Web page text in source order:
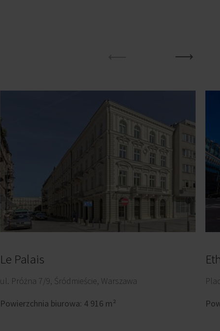
Le Palais
ul. Próżna 7/9, Śródmieście, Warszawa
Powierzchnia biurowa: 4 916 m²